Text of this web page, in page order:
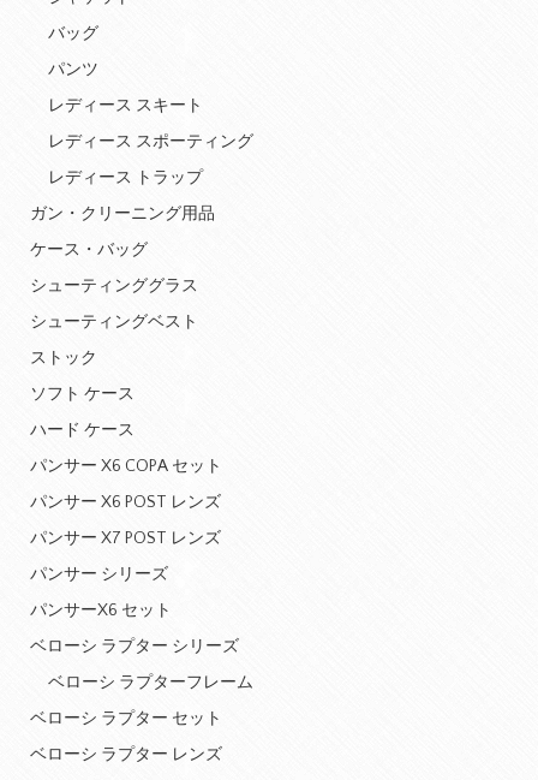
バッグ
パンツ
レディース スキート
レディース スポーティング
レディース トラップ
ガン・クリーニング用品
ケース・バッグ
シューティンググラス
シューティングベスト
ストック
ソフト ケース
ハード ケース
パンサー X6 COPA セット
パンサー X6 POST レンズ
パンサー X7 POST レンズ
パンサー シリーズ
パンサーX6 セット
ベローシ ラプター シリーズ
ベローシ ラプターフレーム
ベローシ ラプター セット
ベローシ ラプター レンズ